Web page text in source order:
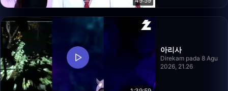
아리사
Direkam pada 8 Agu
2026, 21.26